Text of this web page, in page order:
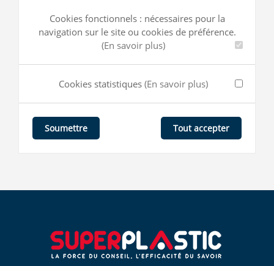
Cookies fonctionnels : nécessaires pour la
navigation sur le site ou cookies de préférence.
(En savoir plus)
Cookies statistiques (En savoir plus)
Soumettre Tout accepter